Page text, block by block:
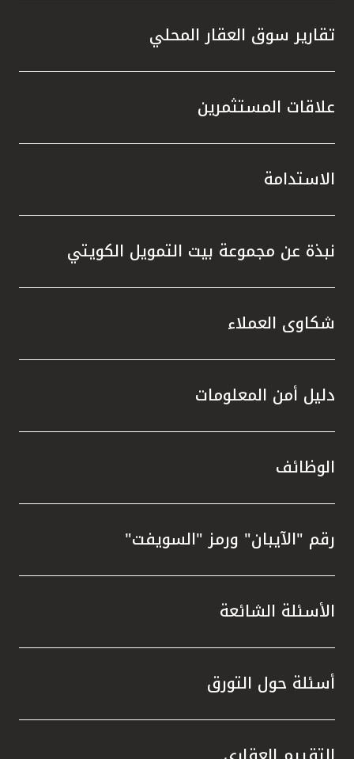
تقارير سوق العقار المحلي
علاقات المستثمرين
الاستدامة
نبذة عن مجموعة بيت التمويل الكويتي
شكاوى العملاء
دليل أمن المعلومات
الوظائف
رقم "الآيبان" ورمز "السويفت"
الأسئلة الشائعة
أسئلة حول التورق